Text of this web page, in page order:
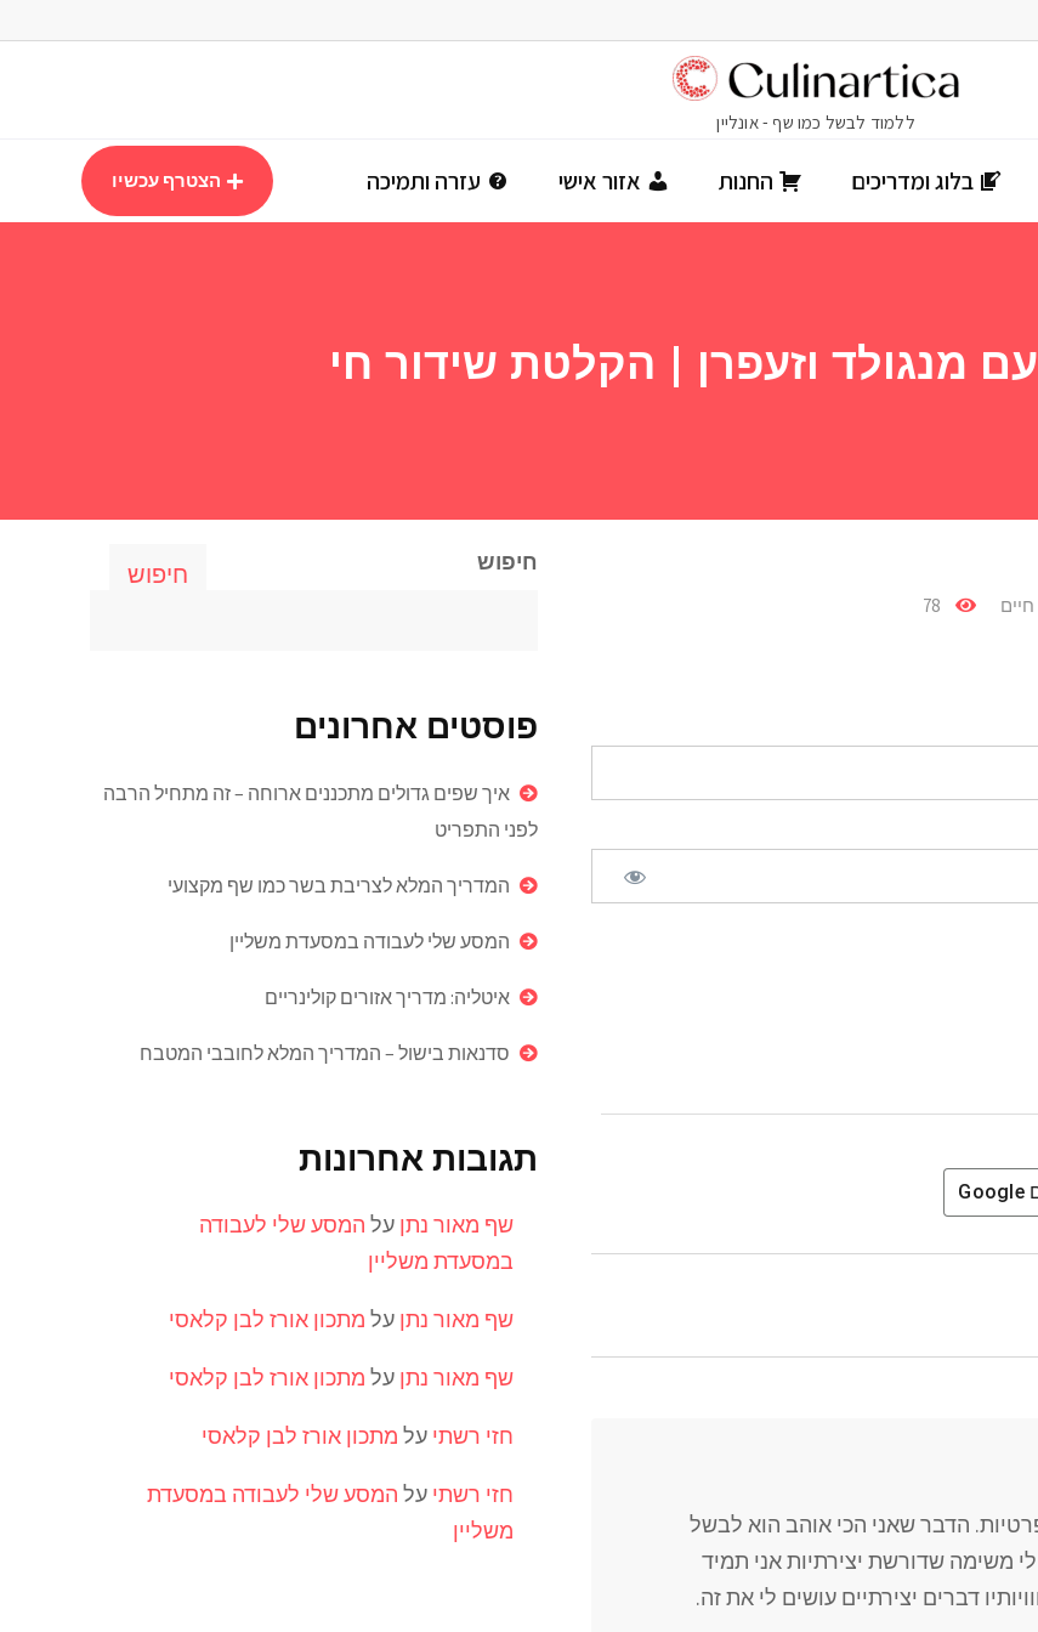
בלוג ומדריכים החנות אזור אישי עזרה ותמיכה הצטרף עכשיו
מנגולד וזעפרן | הקלטת שידור חי
Google
הדבר שאני הכי אוהב הוא לבשל
לי משימה שדורשת יצירתיות אני תמיד
דברים יצירתיים עושים לי את זה.
חיפוש חיפוש
פוסטים אחרונים
איך שפים גדולים מתכננים ארוחה – זה מתחיל הרבה
לפני התפריט
המדריך המלא לצריבת בשר כמו שף מקצועי
המסע שלי לעבודה במסעדת משליין
איטליה: מדריך אזורים קולינריים
סדנאות בישול – המדריך המלא לחובבי המטבח
תגובות אחרונות
שף מאור נתן על המסע שלי לעבודה
במסעדת משליין
שף מאור נתן על מתכון אורז לבן קלאסי
שף מאור נתן על מתכון אורז לבן קלאסי
חזי רשתי על מתכון אורז לבן קלאסי
חזי רשתי על המסע שלי לעבודה במסעדת
משליין